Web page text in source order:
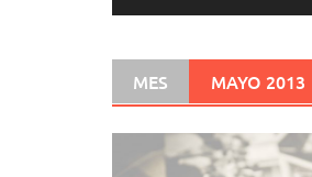
MES MAYO 2013